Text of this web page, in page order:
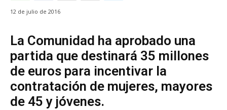
12 de julio de 2016
La Comunidad ha aprobado una
partida que destinará 35 millones
de euros para incentivar la
contratación de mujeres, mayores
de 45 y jóvenes.